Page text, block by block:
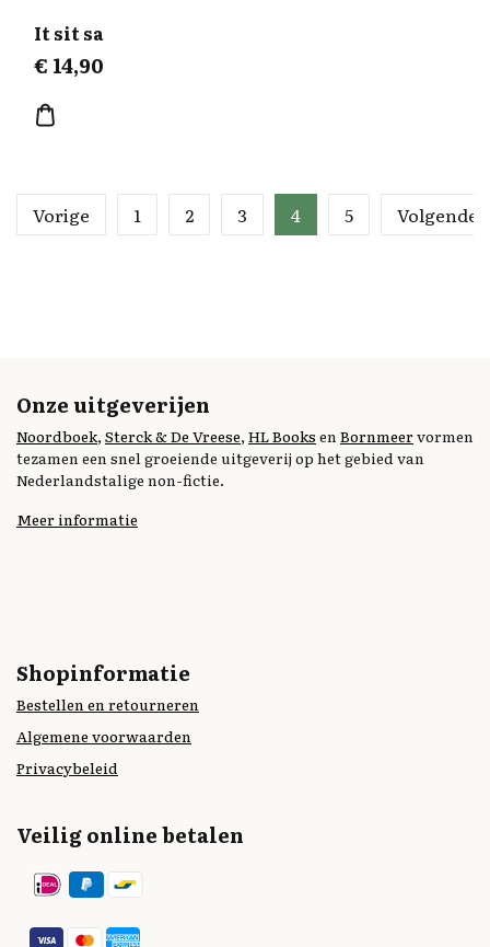
It sit sa
€ 14,90
Vorige 1 2 3 4 5 Volgende
Onze uitgeverijen
Noordboek, Sterck & De Vreese, HL Books enBornmeervormen
tezamen een snel groeiende uitgeverij op het gebied van
Nederlandstalige non-fictie.
Meer informatie
Shopinformatie
Bestellen en retourneren
Algemene voorwaarden
Privacybeleid
Veilig online betalen